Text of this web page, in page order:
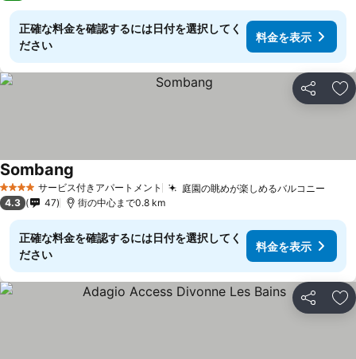
正確な料金を確認するには日付を選択してく
ださい
料金を表示
シェア お
4 ホテルのランクサービス付きアパートメント 庭園の眺めが楽しめるバルコニー
Sombang
4.3 47 街の中心まで0.8 km
正確な料金を確認するには日付を選択してく
ださい
料金を表示
シェア お